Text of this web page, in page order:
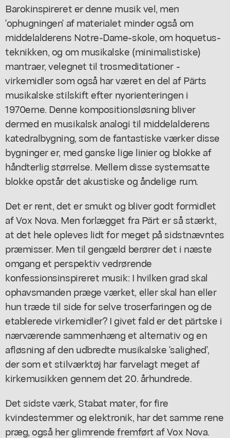
Barokinspireret er denne musik vel, men
'ophugningen' af materialet minder også om
middelalderens Notre-Dame-skole, om hoquetus-
teknikken, og om musikalske (minimalistiske)
mantraer, velegnet til trosmeditationer -
virkemidler som også har været en del af Pärts
musikalske stilskift efter nyorienteringen i
1970erne. Denne kompositionsløsning bliver
dermed en musikalsk analogi til middelalderens
katedralbygning, som de fantastiske værker disse
bygninger er, med ganske lige linier og blokke af
håndterlig størrelse. Mellem disse systemsatte
blokke opstår det akustiske og åndelige rum.
Det er rent, det er smukt og bliver godt formidlet
af Vox Nova. Men forlægget fra Pärt er så stærkt,
at det hele opleves lidt for meget på sidstnævntes
præmisser. Men til gengæld berører det i næste
omgang et perspektiv vedrørende
konfessionsinspireret musik: I hvilken grad skal
ophavsmanden præge værket, eller skal han eller
hun træde til side for selve troserfaringen og de
etablerede virkemidler? I givet fald er det pärtske i
nærværende sammenhæng et alternativ og en
afløsning af den udbredte musikalske 'salighed',
der som et stilværktøj har farvelagt meget af
kirkemusikken gennem det 20. århundrede.
Det sidste værk,Stabat mater, for fire
kvindestemmer og elektronik, har det samme rene
præg, også her glimrende fremført af Vox Nova.